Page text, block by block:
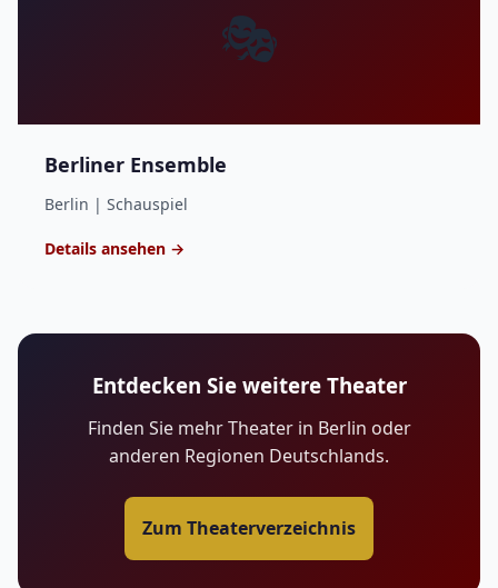
🎭
Berliner Ensemble
Berlin | Schauspiel
Details ansehen →
Entdecken Sie weitere Theater
Finden Sie mehr Theater in Berlin oder
anderen Regionen Deutschlands.
Zum Theaterverzeichnis